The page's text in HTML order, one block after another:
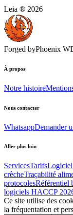
Leia ® 2026
Forged byPhoenix
À propos
Notre histoire
Nous contacter
WhatsappDemander
Aller plus loin
ServicesTarifs
crècheTraçabilité
protocolesRéférentiel
logiciels HACCP
Ce site utilise des
la fréquentation et